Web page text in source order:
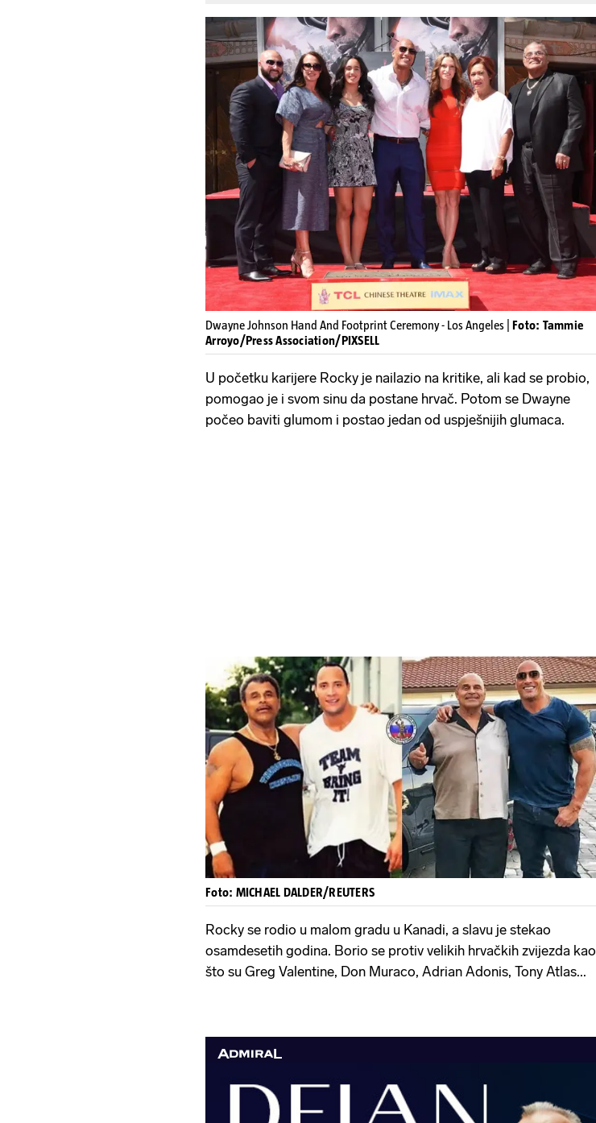
Dwayne Johnson Hand And Footprint Ceremony - Los Angeles | Foto: Tammie
Arroyo/Press Association/PIXSELL
U početku karijere Rocky je nailazio na kritike, ali kad se probio,
pomogao je i svom sinu da postane hrvač. Potom se Dwayne
počeo baviti glumom i postao jedan od uspješnijih glumaca.
Foto: MICHAEL DALDER/REUTERS
Rocky se rodio u malom gradu u Kanadi, a slavu je stekao
osamdesetih godina. Borio se protiv velikih hrvačkih zvijezda kao
što su Greg Valentine, Don Muraco, Adrian Adonis, Tony Atlas...